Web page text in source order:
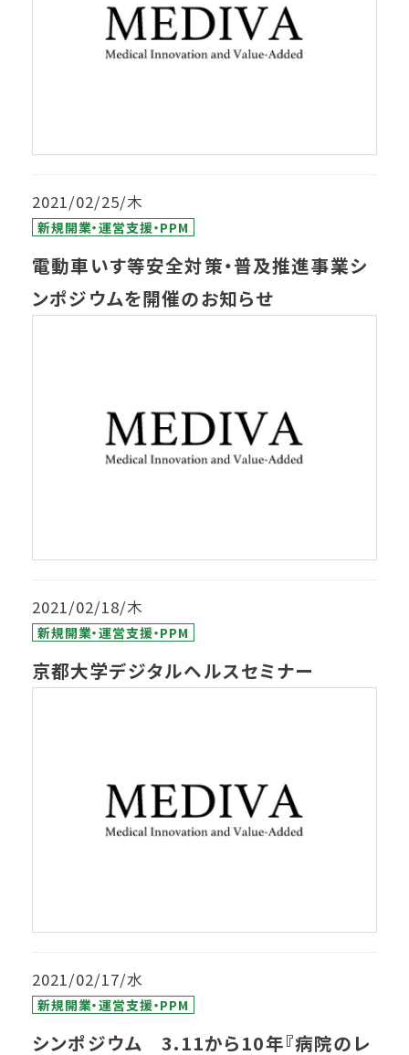
2021/02/25/木
新規開業・運営支援・PPM
電動車いす等安全対策・普及推進事業シ
ンポジウムを開催のお知らせ
2021/02/18/木
新規開業・運営支援・PPM
京都大学デジタルヘルスセミナー
2021/02/17/水
新規開業・運営支援・PPM
シンポジウム 3.11から10年『病院のレ